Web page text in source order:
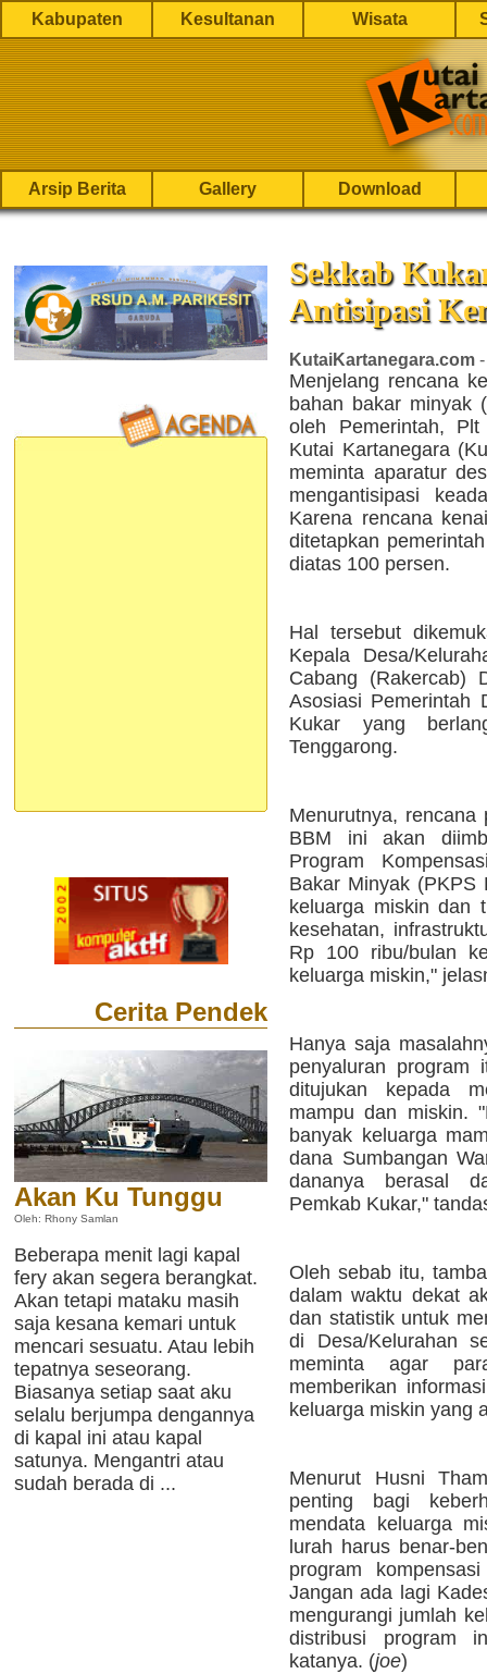
Kabupaten Kesultanan Wisata
Arsip Berita Gallery Download
Cerita Pendek
Akan Ku Tunggu
Oleh: Rhony Samlan
Beberapa menit lagi kapal
fery akan segera berangkat.
Akan tetapi mataku masih
saja kesana kemari untuk
mencari sesuatu. Atau lebih
tepatnya seseorang.
Biasanya setiap saat aku
selalu berjumpa dengannya
di kapal ini atau kapal
satunya. Mengantri atau
sudah berada di ...
Sekkab
Antisipasi
KutaiKartanegara.com
Menjelang rencana
bahan bakar minyak
oleh Pemerintah,
Kutai Kartanegara
meminta aparatur
mengantisipasi
Karena rencana
ditetapkan
diatas 100 persen.
Hal tersebut
Kepala Desa/
Cabang (Rakercab)
Asosiasi Pemerintah
Kukar yang
Tenggarong.
Menurutnya, rencana
BBM ini akan
Program
Bakar Minyak (PKPS
keluarga miskin dan
kesehatan,
Rp 100 ribu/bulan
keluarga miskin,"
Hanya saja
penyaluran program
ditujukan kepada
mampu dan miskin.
banyak keluarga
dana Sumbangan
dananya berasal
Pemkab Kukar,"
Oleh sebab itu,
dalam waktu dekat
dan statistik untuk
di Desa/Kelurahan
meminta agar
memberikan
keluarga miskin yang
Menurut Husni
penting bagi
mendata keluarga
lurah harus benar-
program
Jangan ada lagi
mengurangi jumlah
distribusi program
katanya. (joe)